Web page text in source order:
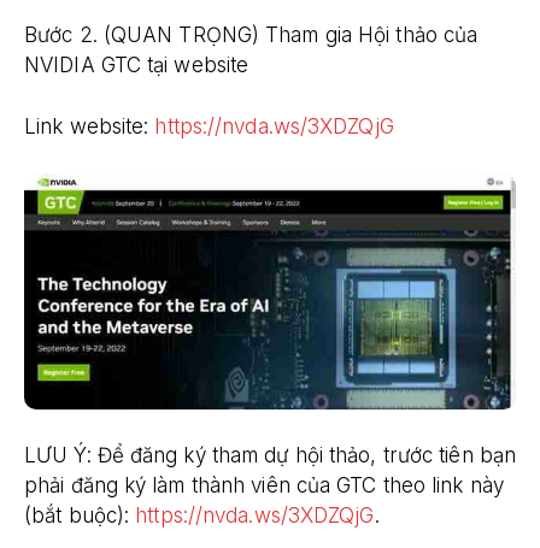
Bước 2. (QUAN TRỌNG) Tham gia Hội thảo của
NVIDIA GTC tại website
Link website: https://nvda.ws/3XDZQjG
LƯU Ý: Để đăng ký tham dự hội thảo, trước tiên bạn
phải đăng ký làm thành viên của GTC theo link này
(bắt buộc): https://nvda.ws/3XDZQjG.